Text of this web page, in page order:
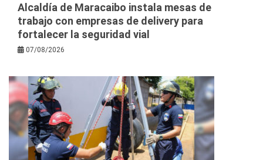
Alcaldía de Maracaibo instala mesas de
trabajo con empresas de delivery para
fortalecer la seguridad vial
07/08/2026